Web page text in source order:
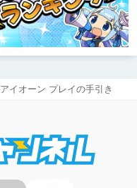
イオーン プレイの手引き